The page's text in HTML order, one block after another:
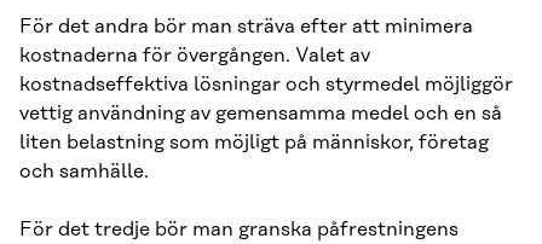
För det andra bör man sträva efter att minimera
kostnaderna för övergången. Valet av
kostnadseffektiva lösningar och styrmedel möjliggör
vettig användning av gemensamma medel och en så
liten belastning som möjligt på människor, företag
och samhälle.
För det tredje bör man granska påfrestningens